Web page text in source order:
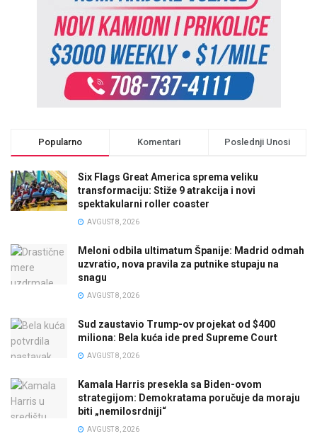
Popularno Komentari Poslednji Unosi
Six Flags Great America sprema veliku
transformaciju: Stiže 9 atrakcija i novi
spektakularni roller coaster
AVGUST 8, 2026
Meloni odbila ultimatum Španije: Madrid odmah
uzvratio, nova pravila za putnike stupaju na
snagu
AVGUST 8, 2026
Sud zaustavio Trump-ov projekat od $400
miliona: Bela kuća ide pred Supreme Court
AVGUST 8, 2026
Kamala Harris presekla sa Biden-ovom
strategijom: Demokratama poručuje da moraju
biti „nemilosrdniji“
AVGUST 8, 2026